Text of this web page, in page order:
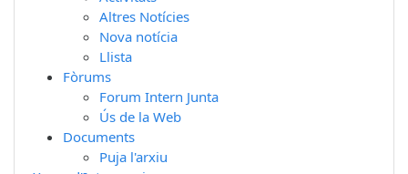
Altres Notícies
Nova notícia
Llista
Fòrums
Forum Intern Junta
Ús de la Web
Documents
Puja l'arxiu